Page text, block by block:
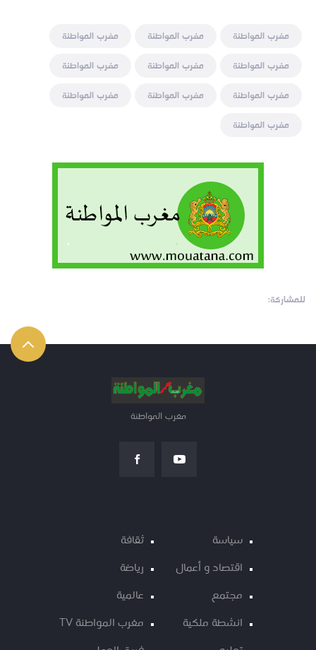
مغرب المواطنة مغرب المواطنة
مغرب المواطنة
مغرب المواطنة
مغرب المواطنة
مغرب المواطنة
مغرب المواطنة
مغرب المواطنة
مغرب المواطنة
مغرب المواطنة
للمشاركة:
مغرب المواطنة
سياسة
اقتصاد و أعمال
مجتمع
انشطة ملكية
ثقافة
رياضة
عالمية
مغرب المواطنة TV